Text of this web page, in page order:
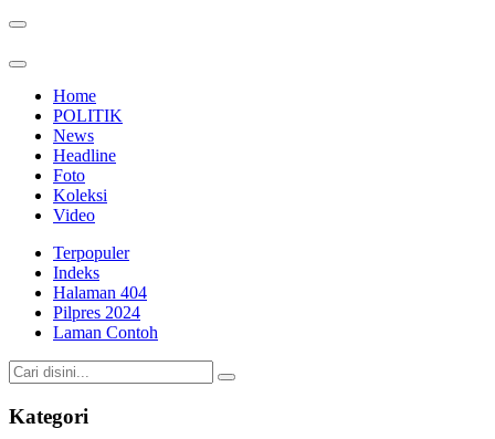
Home
POLITIK
News
Headline
Foto
Koleksi
Video
Terpopuler
Indeks
Halaman 404
Pilpres 2024
Laman Contoh
Kategori